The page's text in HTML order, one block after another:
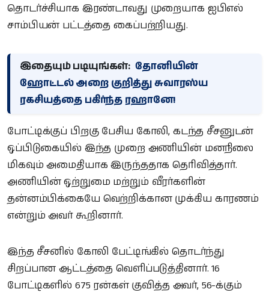
தொடர்ச்சியாக இரண்டாவது முறையாக ஐபிஎல்
சாம்பியன் பட்டத்தை கைப்பற்றியது.
இதையும் படியுங்கள்: தோனியின்
ஹோட்டல் அறை குறித்து சுவாரஸ்ய
ரகசியத்தை பகிர்ந்த ரஹானே!
போட்டிக்குப் பிறகு பேசிய கோலி, கடந்த சீசனுடன்
ஒப்பிடுகையில் இந்த முறை அணியின் மனநிலை
மிகவும் அமைதியாக இருந்ததாக தெரிவித்தார்.
அணியின் ஒற்றுமை மற்றும் வீரர்களின்
தன்னம்பிக்கையே வெற்றிக்கான முக்கிய காரணம்
என்றும் அவர் கூறினார்.
இந்த சீசனில் கோலி பேட்டிங்கில் தொடர்ந்து
சிறப்பான ஆட்டத்தை வெளிப்படுத்தினார். 16
போட்டிகளில் 675 ரன்கள் குவித்த அவர், 56-க்கும்